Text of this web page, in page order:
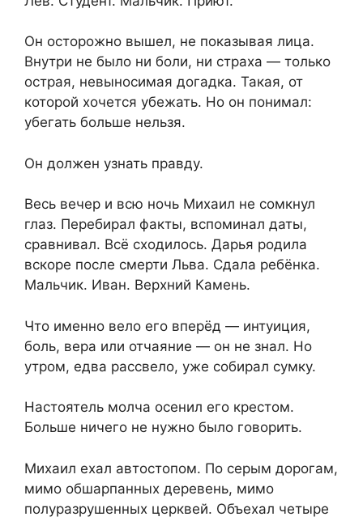
Он осторожно вышел, не показывая лица.
Внутри не было ни боли, ни страха — только
острая, невыносимая догадка. Такая, от
которой хочется убежать. Но он понимал:
убегать больше нельзя.
Он должен узнать правду.
Весь вечер и всю ночь Михаил не сомкнул
глаз. Перебирал факты, вспоминал даты,
сравнивал. Всё сходилось. Дарья родила
вскоре после смерти Льва. Сдала ребёнка.
Мальчик. Иван. Верхний Камень.
Что именно вело его вперёд — интуиция,
боль, вера или отчаяние — он не знал. Но
утром, едва рассвело, уже собирал сумку.
Настоятель молча осенил его крестом.
Больше ничего не нужно было говорить.
Михаил ехал автостопом. По серым дорогам,
мимо обшарпанных деревень, мимо
полуразрушенных церквей. Объехал четыре